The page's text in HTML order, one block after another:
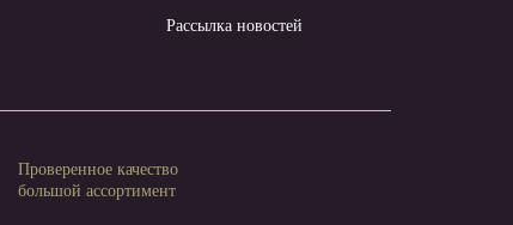
Рассылка новостей
Проверенное качество
большой ассортимент